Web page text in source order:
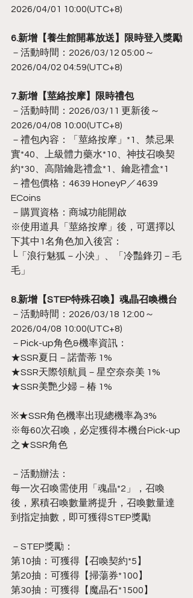
2026/04/01 10:00(UTC+8)
6.新增【養生館開幕放送】限時登入獎勵
－活動時間：2026/03/12 05:00～
2026/04/02 04:59(UTC+8)
7.新增【莖絡按摩】限時禮包
－活動時間：2026/03/11 更新後～
2026/04/08 10:00(UTC+8)
－禮包內容：「莖絡按摩」*1、禁忌果
實*40、上級體力藥水*10、神技召喚契
約*30、高階鑰匙禮盒*1、鑰匙禮盒*1
－禮包價格：4639 HoneyP／4639
ECoins
－購買資格：商城功能開啟
※使用道具「莖絡按摩」後，可選擇以
下其中1名角色加入後宮：
└「浪行魅狐－小泱」、「冷豔鋒刃－毛
毛」
8.新增【STEP特殊召喚】魂晶召喚機台
－活動時間：2026/03/18 12:00～
2026/04/08 10:00(UTC+8)
－Pick-up角色&機率資訊：
★SSR夏日－諾蕾蒂 1%
★SSR天際領航員－星空奈奈美 1%
★SSR美艷少婦－椿 1%
※★SSR角色機率出現總機率為3%
※每60次召喚，必定獲得本機台Pick-up
之★SSR角色
－活動辦法：
每一次召喚需使用「魂晶*2」，召喚
後，累積召喚數量將提升，召喚數量達
到指定抽數，即可獲得STEP獎勵
－STEP獎勵：
第10抽：可獲得【召喚契約*5】
第20抽：可獲得【掃蕩券*100】
第30抽：可獲得【魔晶石*1500】